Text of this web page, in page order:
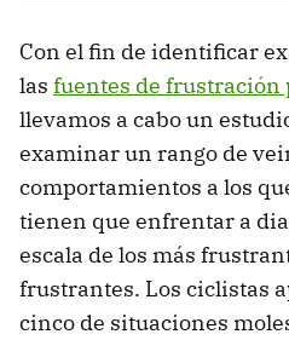
Con el fin de identificar
las fuentes de frustración
llevamos a cabo un
examinar un rango de
comportamientos a los
tienen que enfrentar a
escala de los más
frustrantes. Los ciclistas
cinco de situaciones